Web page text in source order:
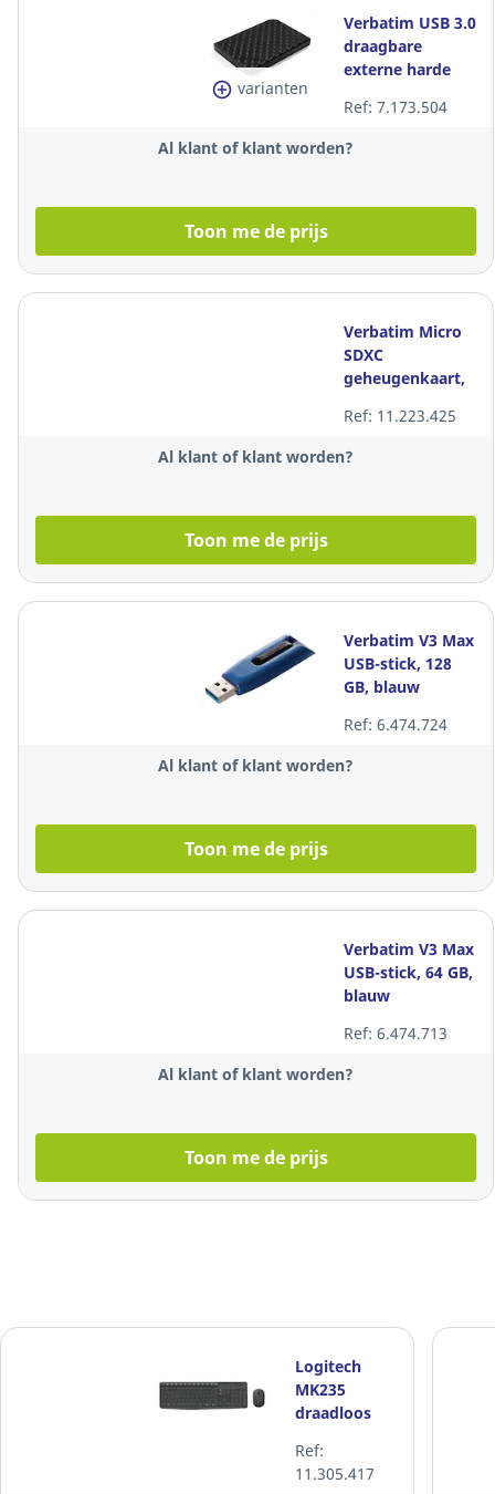
varianten
Verbatim USB 3.0
draagbare
externe harde
zwart
Ref: 7.173.504
Al klant of klant worden?
Toon me de prijs
Verbatim Micro
SDXC
geheugenkaart,
Ref: 11.223.425
Al klant of klant worden?
Toon me de prijs
Verbatim V3 Max
USB-stick, 128
GB, blauw
Ref: 6.474.724
Al klant of klant worden?
Toon me de prijs
Verbatim V3 Max
USB-stick, 64 GB,
blauw
Ref: 6.474.713
Al klant of klant worden?
Toon me de prijs
Logitech
MK235
draadloos
en muis
combo,
Ref:
11.305.417